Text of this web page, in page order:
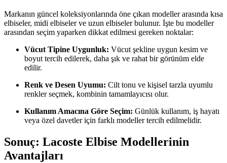
Markanın güncel koleksiyonlarında öne çıkan modeller arasında kısa
elbiseler, midi elbiseler ve uzun elbiseler bulunur. İşte bu modeller
arasından seçim yaparken dikkat edilmesi gereken noktalar:
Vücut Tipine Uygunluk: Vücut şekline uygun kesim ve
boyut tercih edilerek, daha şık ve rahat bir görünüm elde
edilir.
Renk ve Desen Uyumu: Cilt tonu ve kişisel tarzla uyumlu
renkler seçmek, kombinin tamamlayıcısı olur.
Kullanım Amacına Göre Seçim: Günlük kullanım, iş hayatı
veya özel davetler için farklı modeller tercih edilmelidir.
Sonuç: Lacoste Elbise Modellerinin
Avantajları